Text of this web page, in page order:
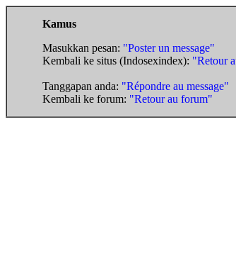
Kamus
Masukkan pesan: "Poster un message"
Kembali ke situs (Indosexindex): "Retour
Tanggapan anda: "Répondre au message"
Kembali ke forum: "Retour au forum"